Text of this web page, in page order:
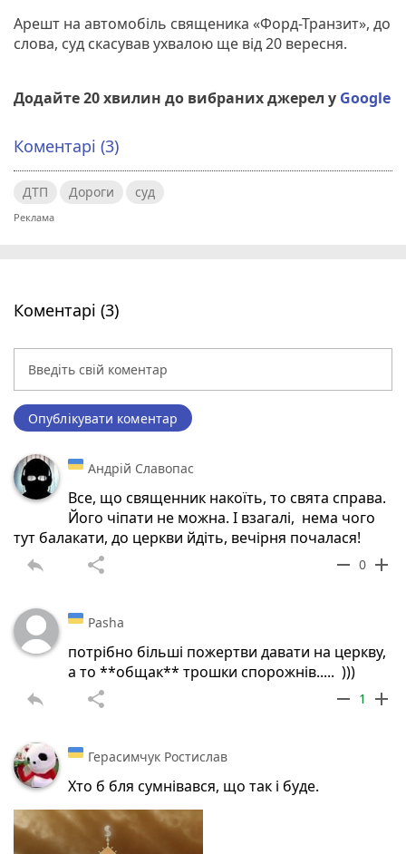
Арешт на автомобіль священика «Форд-Транзит», до
слова, суд скасував ухвалою ще від 20 вересня.
Додайте 20 хвилин до вибраних джерел у Google
Коментарі (3)
ДТП Дороги суд
Коментарі (3)
Опублікувати коментар
Андрій Славопас
Все, що священник накоїть, то свята справа.
Його чіпати не можна. І взагалі, нема чого
тут балакати, до церкви йдіть, вечірня почалася!
reply share remove 0 add
Pasha
потрібно більші пожертви давати на церкву,
а то **общак** трошки спорожнів..... )))
reply share remove 1 add
Герасимчук Ростислав
Хто б бля сумнівався, що так і буде.